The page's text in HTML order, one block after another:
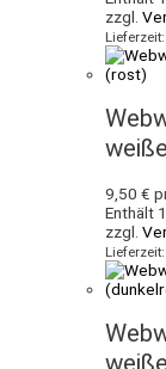
zzgl.
9,50 €
Enthält
zzgl.